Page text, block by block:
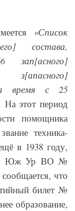
«Список
состава,
зап[асного]
время с 25
На этот период
помощника
техника-
в 1938 году,
Юж Ур ВО №
сообщается, что
билет №
образование,